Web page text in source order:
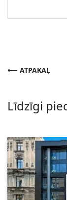
ATPAKAĻ
Līdzīgi